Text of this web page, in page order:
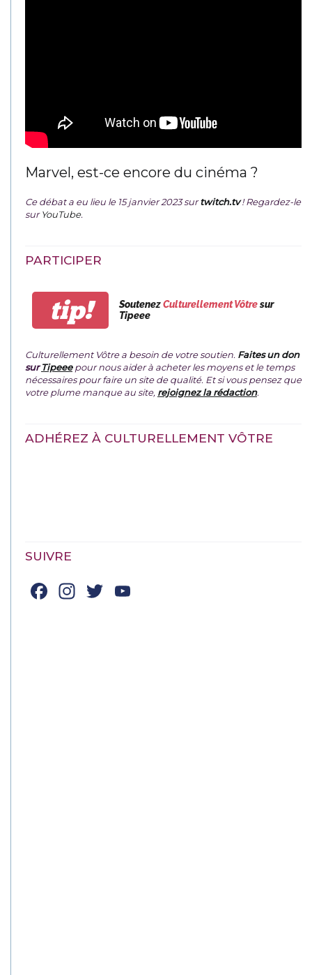
Marvel, est-ce encore du cinéma ?
Ce débat a eu lieu le 15 janvier 2023 surtwitch.tv ! Regardez-le
surYouTube.
PARTICIPER
tip! SoutenezCulturellement Vôtresur
Tipeee
Culturellement Vôtre a besoin de votre soutien. Faites un don
surTipeeepour nous aider à acheter les moyens et le temps
nécessaires pour faire un site de qualité. Et si vous pensez que
votre plume manque au site, rejoignez la rédaction.
ADHÉREZ À CULTURELLEMENT VÔTRE
SUIVRE
Facebook
Instagram
Twitter